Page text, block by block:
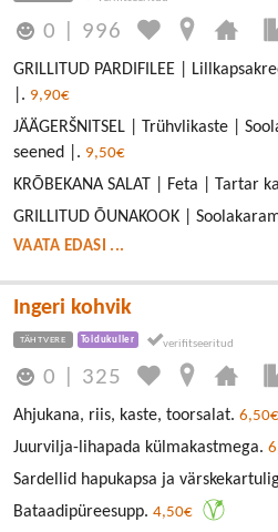
0 996
GRILLITUD PARDIFILEE |
|. 9,90€
JÄÄGERŠNITSEL | Trühvlikaste |
seened |. 9,50€
KRÕBEKANA SALAT | Feta | Tartar
GRILLITUD ÕUNAKOOK |
VAATA EDASI ...
Ingeri kohvik
TÄHTVERE Toidukuller
0 325
Ahjukana, riis, kaste, toorsalat. 6,50€
Juurvilja-lihapada külmakastmega.
Sardellid hapukapsa ja
Bataadipüreesupp. 4,50€